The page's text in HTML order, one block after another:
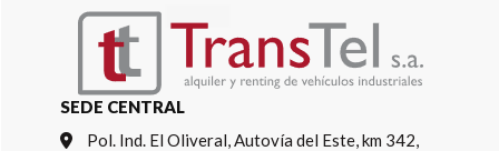
SEDE CENTRAL
Pol. Ind. El Oliveral, Autovía del Este, km 342,